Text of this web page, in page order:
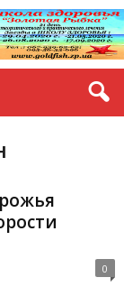
0